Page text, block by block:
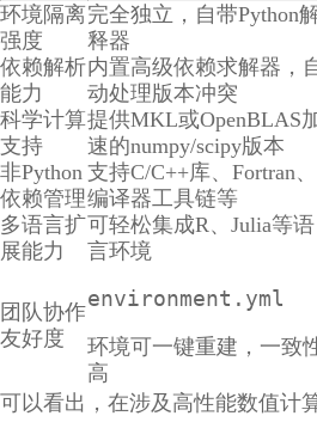
环境隔离
强度
完全独立，自带Python
释器
依赖解析
能力
内置高级依赖求解器，
动处理版本冲突
科学计算
支持
提供MKL或OpenBLAS
速的numpy/scipy版本
非Python
依赖管理
支持C/C++库、Fortran、
编译器工具链等
多语言扩
展能力
可轻松集成R、Julia等语
言环境
团队协作
友好度
environment.yml
环境可一键重建，一致
高
可以看出，在涉及高性能数值计